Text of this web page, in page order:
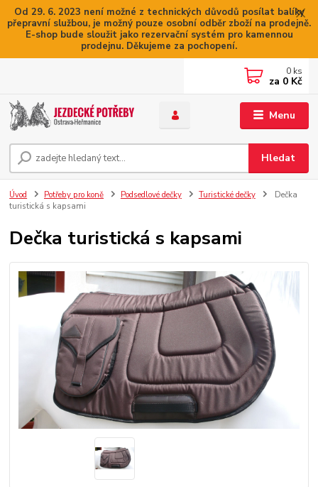
Od 29. 6. 2023 není možné z technických důvodů posílat balíky
přepravní službou, je možný pouze osobní odběr zboží na prodejně.
E-shop bude sloužit jako rezervační systém pro kamennou
prodejnu. Děkujeme za pochopení.
Menu
Hledat
0 ks
za 0 Kč
Úvod Potřeby pro koně Podsedlové dečky Turistické dečky
Dečka
turistická s kapsami
Dečka turistická s kapsami